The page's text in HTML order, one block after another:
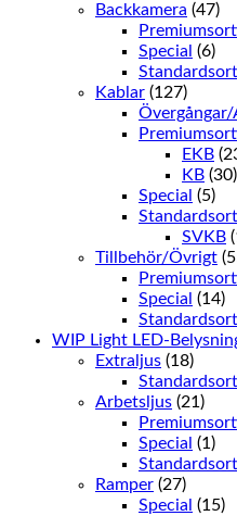
Backkamera (47)
Special (6)
Kablar (127)
EKB
KB (30)
Special (5)
SVKB
Tillbehör/Övrigt
Special (14)
WIP Light LED-
Extraljus (18)
Arbetsljus (21)
Special (1)
Ramper (27)
Special (15)